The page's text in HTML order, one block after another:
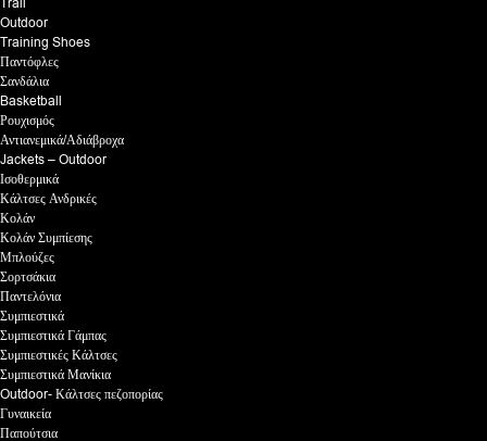
Outdoor
Training Shoes
Παντόφλες
Σανδάλια
Basketball
Ρουχισμός
Αντιανεμικά/Αδιάβροχα
Jackets – Outdoor
Ισοθερμικά
Κάλτσες Ανδρικές
Κολάν
Κολάν Συμπίεσης
Μπλούζες
Σορτσάκια
Παντελόνια
Συμπιεστικά
Συμπιεστικά Γάμπας
Συμπιεστικές Κάλτσες
Συμπιεστικά Μανίκια
Outdoor- Κάλτσες πεζοπορίας
Γυναικεία
Παπούτσια